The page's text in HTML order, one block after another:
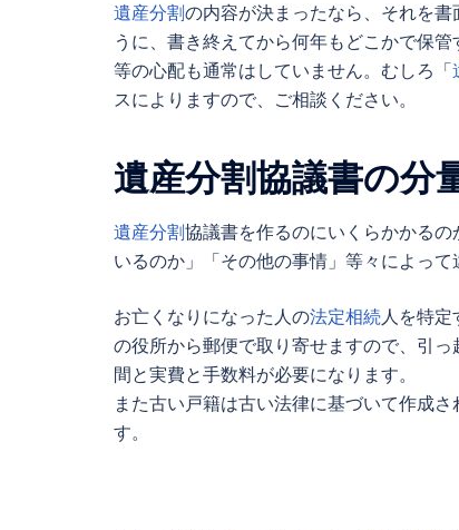
遺産分割の内容が決まったなら、それを書
うに、書き終えてから何年もどこかで保
等の心配も通常はしていません。むしろ「
スによりますので、ご相談ください。
遺産分割協議書の分
遺産分割協議書を作るのにいくらかかるの
いるのか」「その他の事情」等々によっ
お亡くなりになった人の法定相続人を特
の役所から郵便で取り寄せますので、引
間と実費と手数料が必要になります。
また古い戸籍は古い法律に基づいて作成
す。